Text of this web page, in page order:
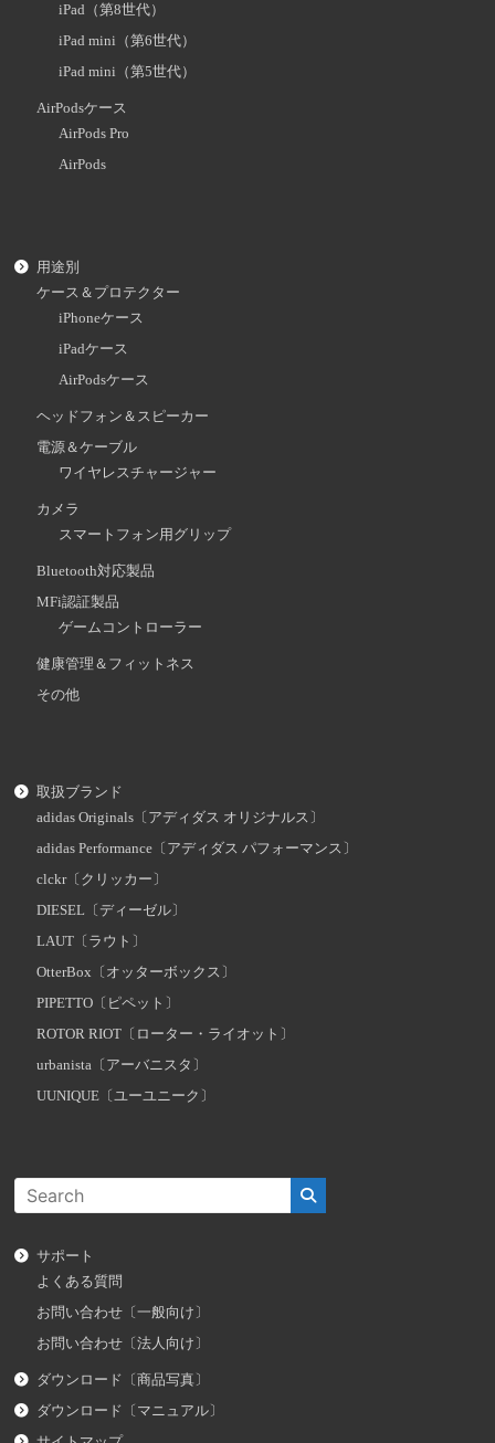
iPad（第8世代）
iPad mini（第6世代）
iPad mini（第5世代）
AirPodsケース
AirPods Pro
AirPods
用途別
ケース＆プロテクター
iPhoneケース
iPadケース
AirPodsケース
ヘッドフォン＆スピーカー
電源＆ケーブル
ワイヤレスチャージャー
カメラ
スマートフォン用グリップ
Bluetooth対応製品
MFi認証製品
ゲームコントローラー
健康管理＆フィットネス
その他
取扱ブランド
adidas Originals〔アディダス オリジナルス〕
adidas Performance〔アディダス パフォーマンス〕
clckr〔クリッカー〕
DIESEL〔ディーゼル〕
LAUT〔ラウト〕
OtterBox〔オッターボックス〕
PIPETTO〔ピペット〕
ROTOR RIOT〔ローター・ライオット〕
urbanista〔アーバニスタ〕
UUNIQUE〔ユーユニーク〕
サポート
よくある質問
お問い合わせ〔一般向け〕
お問い合わせ〔法人向け〕
ダウンロード〔商品写真〕
ダウンロード〔マニュアル〕